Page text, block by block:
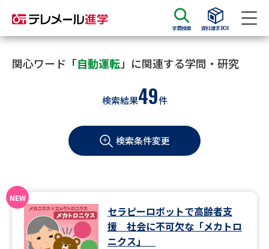
学問検索 資料請求BOX
資料請求 資料検索
大学・短大の資料種類から請求
学部・学科パンフ
過去問題集
大学・短大以外の資料から請求
関心ワード「自動運転」に関連する学問・研究
検索結果49件
検索条件変更
セラピーロボットで高齢者支
援 社会に不可欠な「メカトロ
ニクス」